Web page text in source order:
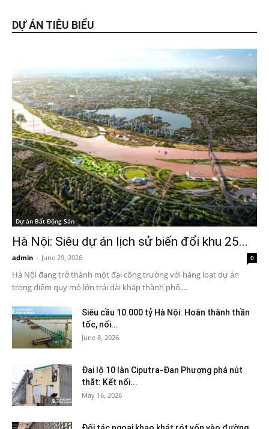
DỰ ÁN TIÊU BIỂU
Dự án Bất Động Sản
Hà Nội: Siêu dự án lịch sử biến đổi khu 25...
admin - June 29, 2026 0
Hà Nội đang trở thành một đại công trường với hàng loạt dự án
trọng điểm quy mô lớn trải dài khắp thành phố....
Siêu cầu 10.000 tỷ Hà Nội: Hoàn thành thần
tốc, nối...
June 8, 2026
Đại lộ 10 làn Ciputra-Đan Phượng phá nút
thắt: Kết nối...
May 16, 2026